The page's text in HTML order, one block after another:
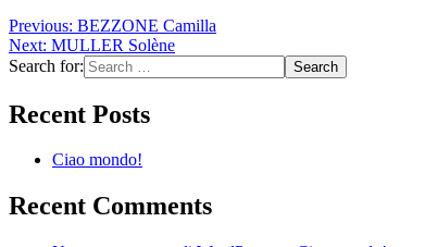
Previous: BEZZONE Camilla
Next: MULLER Solène
Search for:
Recent Posts
Ciao mondo!
Recent Comments